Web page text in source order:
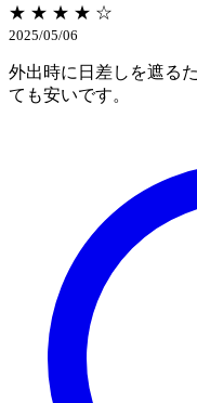
★ ★ ★ ★ ☆
2025/05/06
外出時に日差しを遮る
ても安いです。